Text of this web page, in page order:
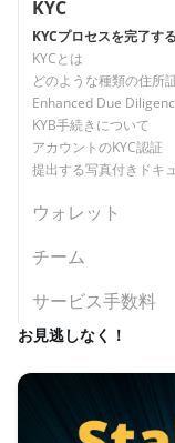
KYC
KYCプロセスを完了す
KYCとは
どのような種類の住所
Enhanced Due
KYB手続きについて
アカウントのKYC認証
提出する写真付きドキ
ウォレット
チーム
サービス手数料
お見逃しなく！